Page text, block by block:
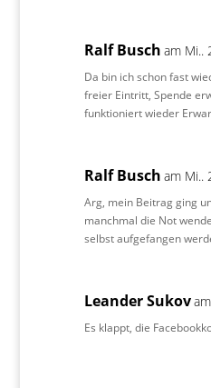
Ralf Busch am Mi..
Da bin ich schon fast
freier Eintritt, Spende
funktioniert wieder
Ralf Busch am Mi..
Arg, mein Beitrag ging
manchmal die Not
selbst aufgefangen
Leander Sukov
Es klappt, die